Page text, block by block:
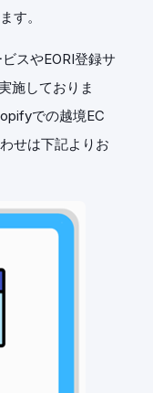
す。
スやEORI登録サ
施しておりま
での越境EC
せは下記よりお